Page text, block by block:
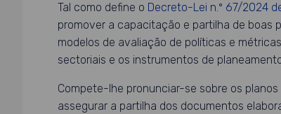
Tal como define o Decreto-Lei n.º 67/2024
promover a capacitação e partilha de boas
modelos de avaliação de políticas e
sectoriais e os instrumentos de
Compete-lhe pronunciar-se sobre os
assegurar a partilha dos documentos